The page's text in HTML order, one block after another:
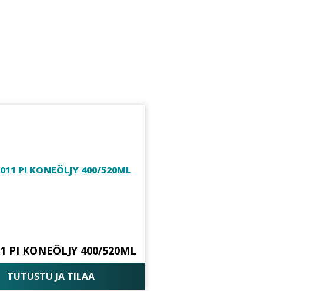
PI KONEÖLJY 400/520ML
TUTUSTU JA TILAA